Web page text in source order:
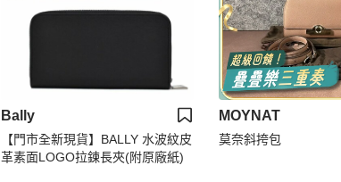
Bally
【門市全新現貨】BALLY 水波紋皮
革素面LOGO拉鍊長夾(附原廠紙)
MOYNAT
莫奈斜挎包